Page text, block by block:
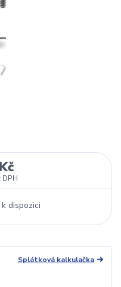
DPH
dispozici
Splátková kalkulačka